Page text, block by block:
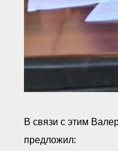
В связи с этим
предложил: